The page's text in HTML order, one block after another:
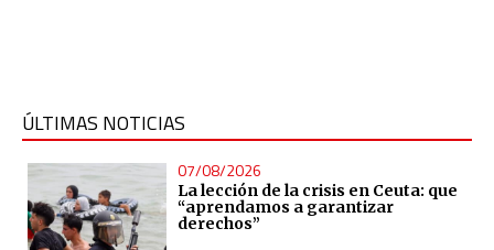
ÚLTIMAS NOTICIAS
07/08/2026
La lección de la crisis en Ceuta: que
“aprendamos a garantizar
derechos”